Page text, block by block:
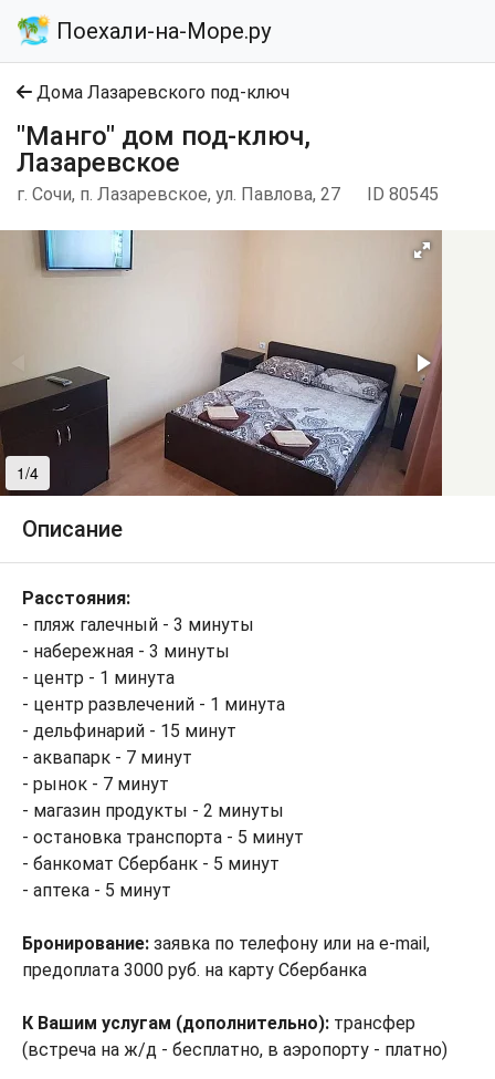
Поехали-на-Море.ру
Дома Лазаревского под-ключ
"Манго" дом под-ключ,
Лазаревское
г. Сочи, п. Лазаревское, ул. Павлова, 27 ID 80545
1/4
Описание
Расстояния:
- пляж галечный - 3 минуты
- набережная - 3 минуты
- центр - 1 минута
- центр развлечений - 1 минута
- дельфинарий - 15 минут
- аквапарк - 7 минут
- рынок - 7 минут
- магазин продукты - 2 минуты
- остановка транспорта - 5 минут
- банкомат Сбербанк - 5 минут
- аптека - 5 минут
Бронирование: заявка по телефону или на e-mail,
предоплата 3000 руб. на карту Сбербанка
К Вашим услугам (дополнительно): трансфер
(встреча на ж/д - бесплатно, в аэропорту - платно)